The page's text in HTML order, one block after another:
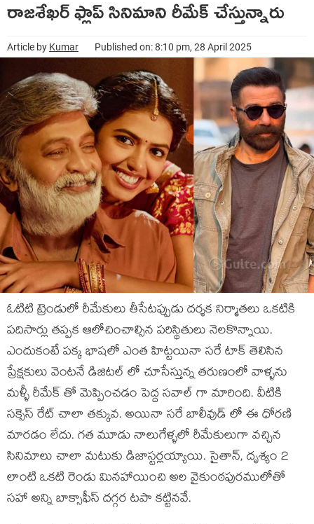
రాజశేఖర్ ఫ్లాప్ సినిమాని రీమేక్ చేస్తున్నారు
Article by Kumar Published on: 8:10 pm, 28 April 2025
ఓటిటి ట్రెండులో రీమేకులు తీసేటప్పుడు దర్శక నిర్మాతలు ఒకటికి
పదిసార్లు తప్పక ఆలోచించాల్సిన పరిస్థితులు నెలకొన్నాయి.
ఎందుకంటే పక్క భాషలో ఎంత హిట్టయినా సరే టాక్ తెలిసిన
ప్రేక్షకులు వెంటనే డిజిటల్ లో చూసేస్తున్న తరుణంలో వాళ్ళను
మళ్ళీ రీమేక్ తో మెప్పించడం పెద్ద సవాల్ గా మారింది. వీటికి
సక్సెస్ రేట్ చాలా తక్కువ. అయినా సరే బాలీవుడ్ లో ఈ ధోరణి
మారడం లేదు. గత మూడు నాలుగేళ్ళలో రీమేకులుగా వచ్చిన
సినిమాలు చాలా మటుకు డిజాస్టర్లయ్యాయి. సైతాన్, దృశ్యం 2
లాంటి ఒకటి రెండు మినహాయించి అల వైకుంఠపురములోతో
సహా అన్ని బాక్సాఫీస్ దగ్గర టపా కట్టినవే.